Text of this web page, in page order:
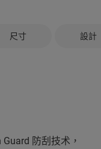
尺寸 設計
防刮技术，